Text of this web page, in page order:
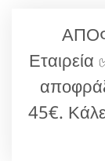
Εταιρεία
45€.